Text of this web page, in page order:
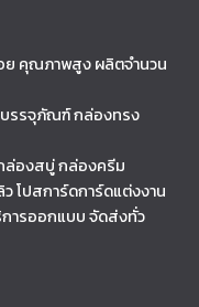
ย คุณภาพสูง ผลิตจำนวน
รรจุภัณฑ์ กล่องทรง
ล่องสบู่ กล่องครีม
โปสการ์ดการ์ดแต่งงาน
ารออกแบบ จัดส่งทั่ว